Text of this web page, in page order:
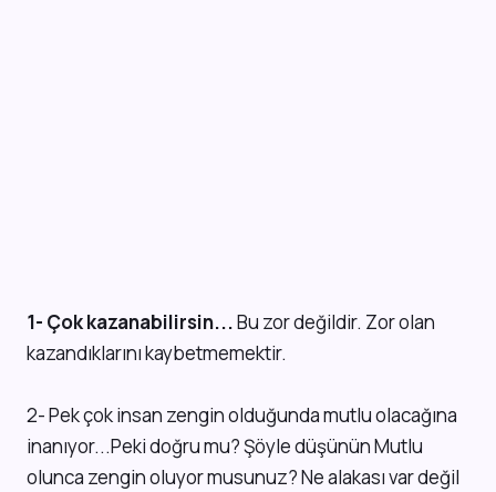
1- Çok kazanabilirsin...Bu zor değildir. Zor olan
kazandıklarını kaybetmemektir.
2- Pek çok insan zengin olduğunda mutlu olacağına
inanıyor...Peki doğru mu? Şöyle düşünün Mutlu
olunca zengin oluyor musunuz? Ne alakası var değil